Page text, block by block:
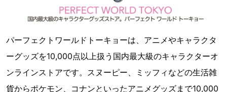
パーフェクトワールドトーキョーは、アニメやキャラクタ
ーグッズを10,000点以上扱う国内最大級のキャラクターオ
ンラインストアです。スヌーピー、ミッフィなどの生活雑
貨からポケモン、コナンといったアニメグッズまで10,000